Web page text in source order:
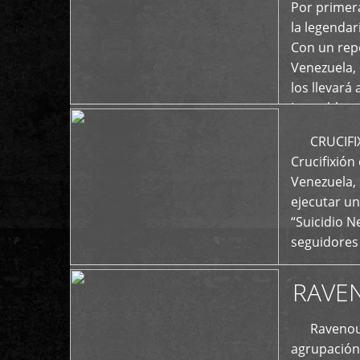
Por
la
Con un
los llevará
La
Crucifixión
ejecutar
“Suicidio